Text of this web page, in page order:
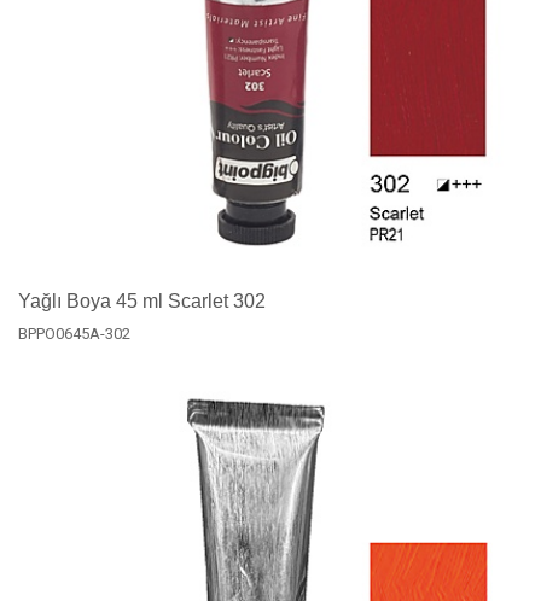
Yağlı Boya 45 ml Scarlet 302
BPPO0645A-302